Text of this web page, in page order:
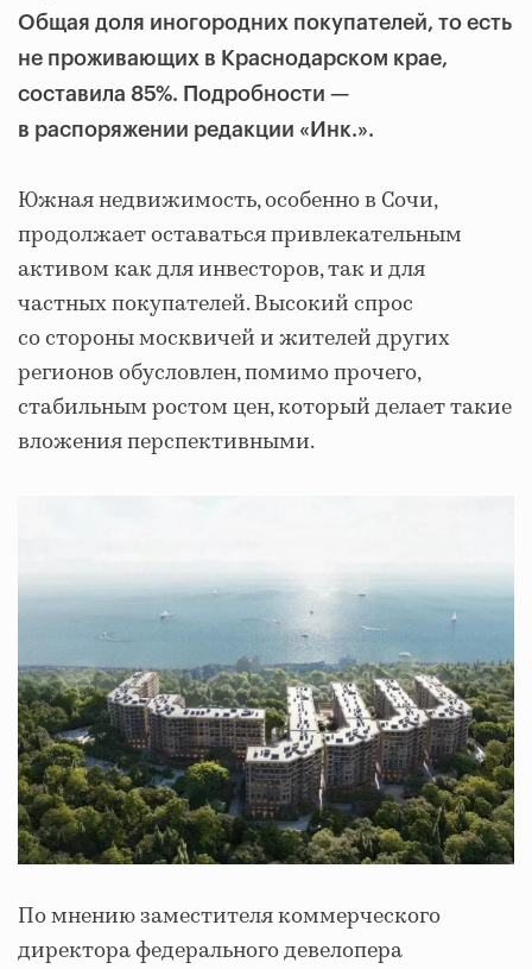
Общая доля иногородних покупателей, то есть
не проживающих в Краснодарском крае,
составила 85%. Подробности —
в распоряжении редакции «Инк.».
Южная недвижимость, особенно в Сочи,
продолжает оставаться привлекательным
активом как для инвесторов, так и для
частных покупателей. Высокий спрос
со стороны москвичей и жителей других
регионов обусловлен, помимо прочего,
стабильным ростом цен, который делает такие
вложения перспективными.
По мнению заместителя коммерческого
директора федерального девелопера